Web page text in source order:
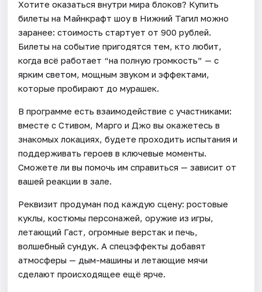
Хотите оказаться внутри мира блоков? Купить
билеты на Майнкрафт шоу в Нижний Тагил можно
заранее: стоимость стартует от 900 рублей.
Билеты на событие пригодятся тем, кто любит,
когда всё работает “на полную громкость” — с
ярким светом, мощным звуком и эффектами,
которые пробирают до мурашек.
В программе есть взаимодействие с участниками:
вместе с Стивом, Марго и Джо вы окажетесь в
знакомых локациях, будете проходить испытания и
поддерживать героев в ключевые моменты.
Сможете ли вы помочь им справиться — зависит от
вашей реакции в зале.
Реквизит продуман под каждую сцену: ростовые
куклы, костюмы персонажей, оружие из игры,
летающий Гаст, огромные верстак и печь,
волшебный сундук. А спецэффекты добавят
атмосферы — дым-машины и летающие мячи
сделают происходящее ещё ярче.